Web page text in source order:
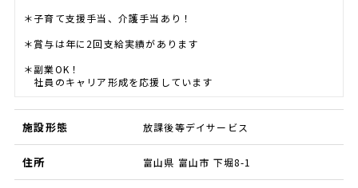
＊子育て支援手当、介護手当あり！
＊賞与は年に2回支給実績があります
＊副業OK！
社員のキャリア形成を応援しています
施設形態 放課後等デイサービス
住所 富山県 富山市 下堀8-1